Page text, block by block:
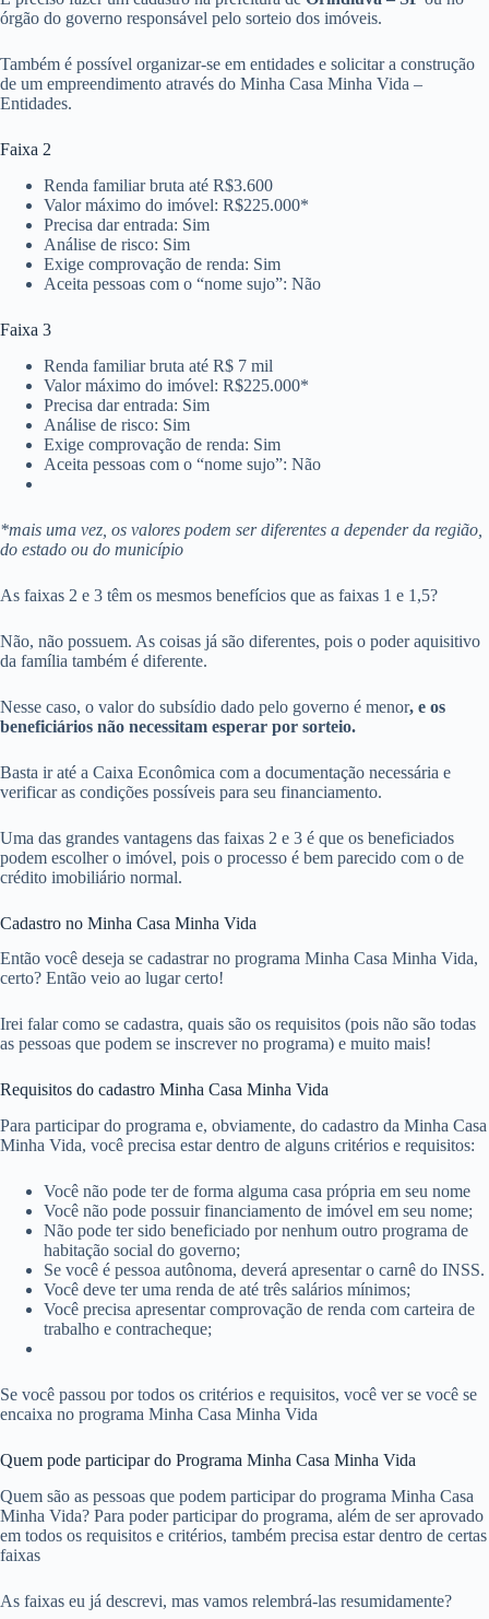
órgão do governo responsável pelo sorteio dos imóveis.
Também é possível organizar-se em entidades e solicitar a construção
de um empreendimento através do Minha Casa Minha Vida –
Entidades.
Faixa 2
Renda familiar bruta até R$3.600
Valor máximo do imóvel: R$225.000*
Precisa dar entrada: Sim
Análise de risco: Sim
Exige comprovação de renda: Sim
Aceita pessoas com o “nome sujo”: Não
Faixa 3
Renda familiar bruta até R$ 7 mil
Valor máximo do imóvel: R$225.000*
Precisa dar entrada: Sim
Análise de risco: Sim
Exige comprovação de renda: Sim
Aceita pessoas com o “nome sujo”: Não
*mais uma vez, os valores podem ser diferentes a depender da região,
do estado ou do município
As faixas 2 e 3 têm os mesmos benefícios que as faixas 1 e 1,5?
Não, não possuem. As coisas já são diferentes, pois o poder aquisitivo
da família também é diferente.
Nesse caso, o valor do subsídio dado pelo governo é menor, e os
beneficiários não necessitam esperar por sorteio.
Basta ir até a Caixa Econômica com a documentação necessária e
verificar as condições possíveis para seu financiamento.
Uma das grandes vantagens das faixas 2 e 3 é que os beneficiados
podem escolher o imóvel, pois o processo é bem parecido com o de
crédito imobiliário normal.
Cadastro no Minha Casa Minha Vida
Então você deseja se cadastrar no programa Minha Casa Minha Vida,
certo? Então veio ao lugar certo!
Irei falar como se cadastra, quais são os requisitos (pois não são todas
as pessoas que podem se inscrever no programa) e muito mais!
Requisitos do cadastro Minha Casa Minha Vida
Para participar do programa e, obviamente, do cadastro da Minha Casa
Minha Vida, você precisa estar dentro de alguns critérios e requisitos:
Você não pode ter de forma alguma casa própria em seu nome
Você não pode possuir financiamento de imóvel em seu nome;
Não pode ter sido beneficiado por nenhum outro programa de
habitação social do governo;
Se você é pessoa autônoma, deverá apresentar o carnê do INSS.
Você deve ter uma renda de até três salários mínimos;
Você precisa apresentar comprovação de renda com carteira de
trabalho e contracheque;
Se você passou por todos os critérios e requisitos, você ver se você se
encaixa no programa Minha Casa Minha Vida
Quem pode participar do Programa Minha Casa Minha Vida
Quem são as pessoas que podem participar do programa Minha Casa
Minha Vida? Para poder participar do programa, além de ser aprovado
em todos os requisitos e critérios, também precisa estar dentro de certas
faixas
As faixas eu já descrevi, mas vamos relembrá-las resumidamente?